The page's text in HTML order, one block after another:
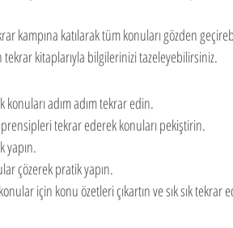
kampına katılarak tüm konuları gözden
kitaplarıyla bilgilerinizi tazeleyebilirsiniz.
adım adım tekrar edin.
tekrar ederek konuları pekiştirin.
yapın.
çözerek pratik yapın.
için konu özetleri çıkartın ve sık sık tekrar